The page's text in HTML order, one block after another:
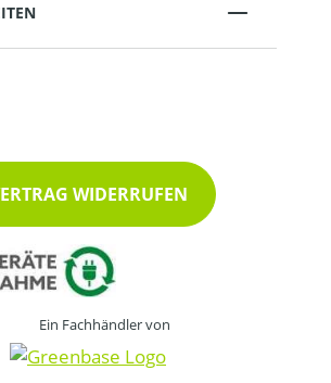
WIDERRUFEN
Ein Fachhändler von